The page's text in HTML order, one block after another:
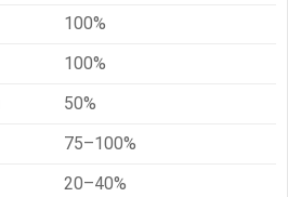
100%
100%
50%
75–100%
20–40%